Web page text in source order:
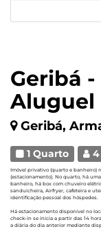
Geribá
Aluguel
Geribá,
1 Quarto 4
Imóvel privativo (quarto e banheiro)
(estacionamento). No quarto, há
banheiro, há box com chuveiro
sanduicheira, Airfryer, cafeteira e
identificação pessoal dos hóspedes.
Há estacionamento disponível no
check-in se inicia a partir das 14
a diária do dia anterior mediante